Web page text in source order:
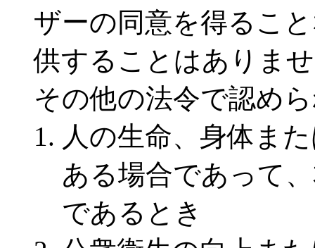
ザーの同意を得るこ
供することはありま
その他の法令で認め
人の生命、身体ま
ある場合であって
であるとき